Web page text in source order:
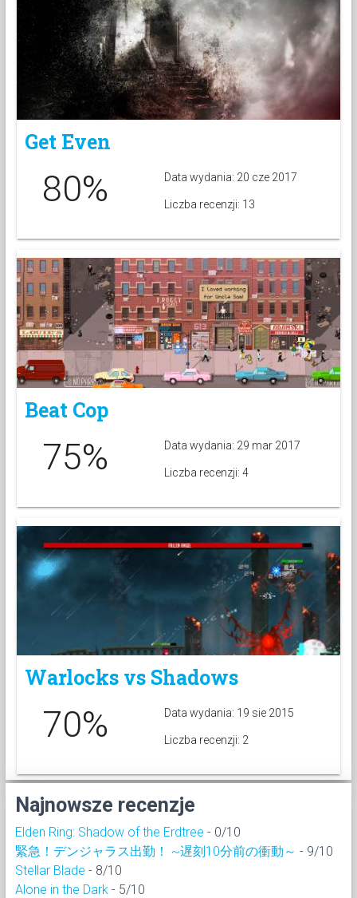
Get Even
80% Data wydania: 20 cze 2017
Liczba recenzji: 13
Beat Cop
75% Data wydania: 29 mar 2017
Liczba recenzji: 4
Warlocks vs Shadows
70% Data wydania: 19 sie 2015
Liczba recenzji: 2
Najnowsze recenzje
Elden Ring: Shadow of the Erdtree - 0/10
緊急！デンジャラス出勤！ ~遅刻10分前の衝動～ - 9/10
Stellar Blade - 8/10
Alone in the Dark - 5/10